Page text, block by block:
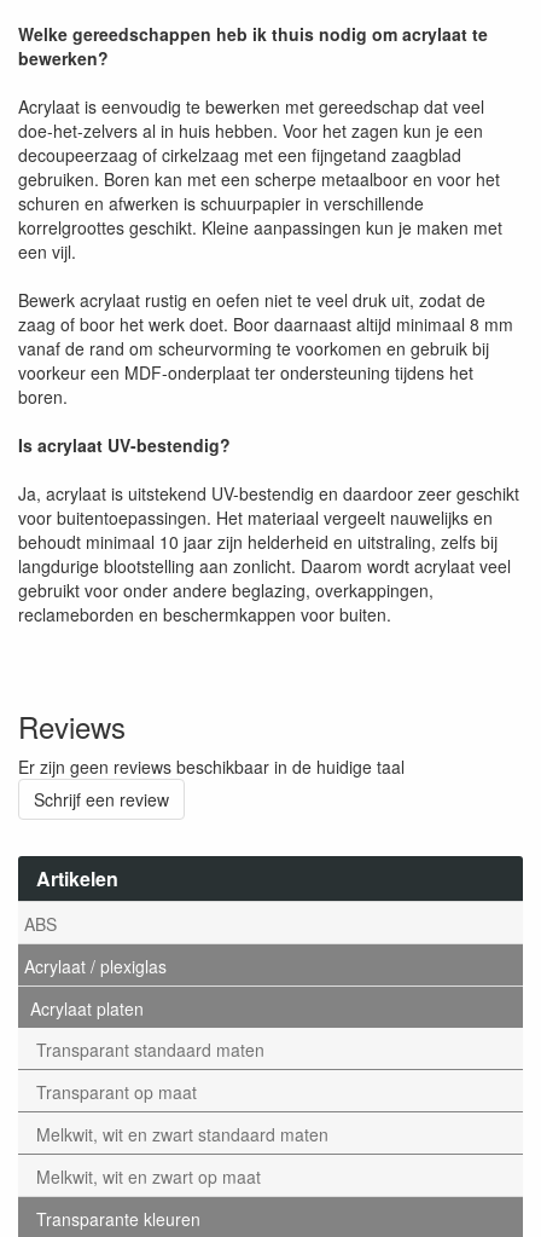
Artikelen
ABS
Acrylaat / plexiglas
Acrylaat platen
Transparant standaard maten
Transparant op maat
Melkwit, wit en zwart standaard maten
Melkwit, wit en zwart op maat
Transparante kleuren
Welke gereedschappen heb ik thuis nodig om acrylaat te
bewerken?
Acrylaat is eenvoudig te bewerken met gereedschap dat veel
doe-het-zelvers al in huis hebben. Voor het zagen kun je een
decoupeerzaag of cirkelzaag met een fijngetand zaagblad
gebruiken. Boren kan met een scherpe metaalboor en voor het
schuren en afwerken is schuurpapier in verschillende
korrelgroottes geschikt. Kleine aanpassingen kun je maken met
een vijl.
Bewerk acrylaat rustig en oefen niet te veel druk uit, zodat de
zaag of boor het werk doet. Boor daarnaast altijd minimaal 8 mm
vanaf de rand om scheurvorming te voorkomen en gebruik bij
voorkeur een MDF-onderplaat ter ondersteuning tijdens het
boren.
Is acrylaat UV-bestendig?
Ja, acrylaat is uitstekend UV-bestendig en daardoor zeer geschikt
voor buitentoepassingen. Het materiaal vergeelt nauwelijks en
behoudt minimaal 10 jaar zijn helderheid en uitstraling, zelfs bij
langdurige blootstelling aan zonlicht. Daarom wordt acrylaat veel
gebruikt voor onder andere beglazing, overkappingen,
reclameborden en beschermkappen voor buiten.
Reviews
Er zijn geen reviews beschikbaar in de huidige taal
Schrijf een review